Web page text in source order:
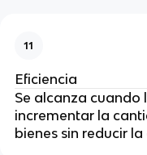
11
Eficiencia
Se alcanza cuando
incrementar la
bienes sin reducir